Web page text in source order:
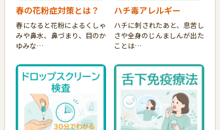
春の花粉症対策とは？
春になると花粉によるくしゃ
みや鼻水、鼻づまり、目のか
ゆみな…
ハチ毒アレルギー
ハチに刺されたあと、息苦し
さや全身のじんましんが出た
ことは…